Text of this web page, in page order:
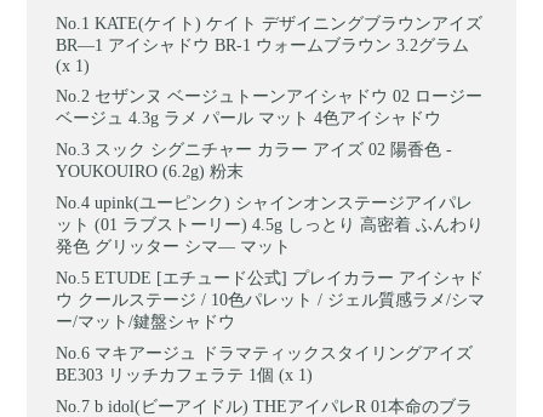
KATE(ケイト) ケイト デザイニングブラウンアイズ
BR―1 アイシャドウ BR-1 ウォームブラウン 3.2グラム
(x 1)
セザンヌ ベージュトーンアイシャドウ 02 ロージー
ベージュ 4.3g ラメ パール マット 4色アイシャドウ
スック シグニチャー カラー アイズ 02 陽香色 -
YOUKOUIRO (6.2g) 粉末
upink(ユーピンク) シャインオンステージアイパレ
ット (01 ラブストーリー) 4.5g しっとり 高密着 ふんわり
発色 グリッター シマ― マット
ETUDE [エチュード公式] プレイカラー アイシャド
ウ クールステージ / 10色パレット / ジェル質感ラメ/シマ
ー/マット/鍵盤シャドウ
マキアージュ ドラマティックスタイリングアイズ
BE303 リッチカフェラテ 1個 (x 1)
b idol(ビーアイドル) THEアイパレR 01本命のブラ